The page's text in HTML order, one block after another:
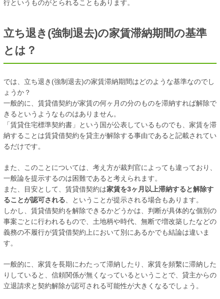
行というものがとられることもあります。
立ち退き(強制退去)の家賃滞納期間の基準
とは？
では、立ち退き(強制退去)の家賃滞納期間はどのような基準なのでし
ょうか？
一般的に、賃貸借契約が家賃の何ヶ月の分のものを滞納すれば解除で
きるというようなものはありません。
「賃貸住宅標準契約書」という国が公表しているものでも、家賃を滞
納することは賃貸借契約を貸主が解除する事由であると記載されてい
るだけです。
また、このことについては、考え方が裁判官によっても違っており、
一般論を提示するのは困難であると考えられます。
また、目安として、賃貸借契約は家賃を3ヶ月以上滞納すると解除す
ることが認可される 、ということが提示される場合もあります。
しかし、賃貸借契約を解除できるかどうかは、判断が具体的な個別の
事案ごとに行われるもので、土地柄や時代、無断で増改築したなどの
義務の不履行が賃貸借契約上において別にあるかでも結論は違いま
す。
一般的に、家賃を長期にわたって滞納したり、家賃を頻繫に滞納した
りしていると、信頼関係が無くなっているということで、貸主からの
立退請求と契約解除が認可される可能性が大きくなるでしょう。